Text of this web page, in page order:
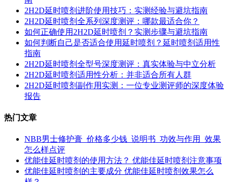
2H2D延时喷剂进阶使用技巧：实测经验与避坑指南
2H2D延时喷剂全系列深度测评：哪款最适合你？
如何正确使用2H2D延时喷剂？实测步骤与避坑指南
如何判断自己是否适合使用延时喷剂？延时喷剂适用性
指南
2H2D延时喷剂全型号深度测评：真实体验与中立分析
2H2D延时喷剂适用性分析：并非适合所有人群
2H2D延时喷剂副作用实测：一位专业测评师的深度体验
报告
热门文章
NBB男士修护膏_价格多少钱_说明书_功效与作用_效果
怎么样点评
优能佳延时喷剂的使用方法？ 优能佳延时喷剂注意事项
优能佳延时喷剂的主要成分 优能佳延时喷剂效果怎么